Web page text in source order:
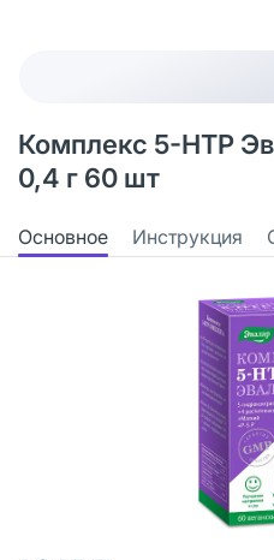
Комплекс 5-НТР
0,4 г 60 шт
Основное Инструкция